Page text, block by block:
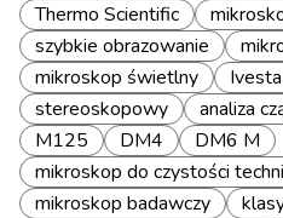
Thermo Scientific
szybkie obrazowanie
mikroskop świetlny
stereoskopowy
analiza
M125
DM4
DM6 M
mikroskop do czystości
mikroskop badawczy